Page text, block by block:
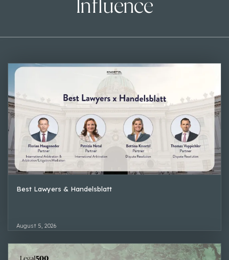
Influence
Best Lawyers & Handelsblatt
August 5, 2026